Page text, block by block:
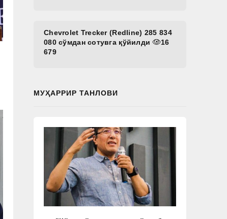
Chevrolet Trecker (Redline) 285 834
080 сўмдан сотувга қўйилди
16
679
МУҲАРРИР ТАНЛОВИ